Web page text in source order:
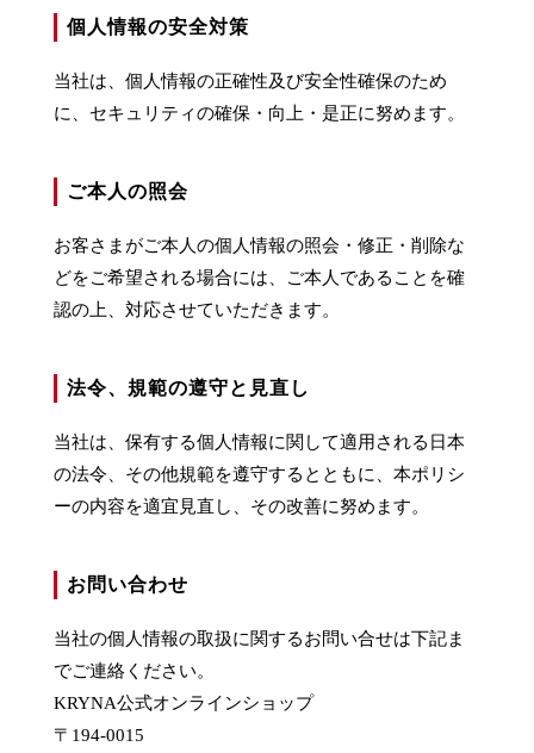
個人情報の安全対策
当社は、個人情報の正確性及び安全性確保のため
に、セキュリティの確保・向上・是正に努めます。
ご本人の照会
お客さまがご本人の個人情報の照会・修正・削除な
どをご希望される場合には、ご本人であることを確
認の上、対応させていただきます。
法令、規範の遵守と見直し
当社は、保有する個人情報に関して適用される日本
の法令、その他規範を遵守するとともに、本ポリシ
ーの内容を適宜見直し、その改善に努めます。
お問い合わせ
当社の個人情報の取扱に関するお問い合せは下記ま
でご連絡ください。
KRYNA公式オンラインショップ
〒194-0015